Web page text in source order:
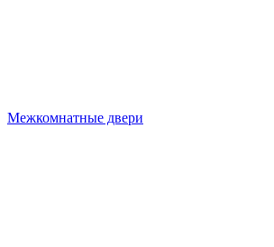
Межкомнатные двери